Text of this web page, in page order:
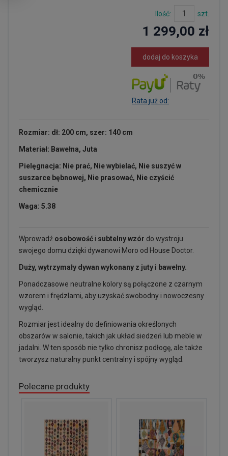
Ilość: szt.
1 299,00 zł
dodaj do koszyka
Rata już od:
Rozmiar: dł: 200 cm, szer: 140 cm
Materiał: Bawełna, Juta
Pielęgnacja: Nie prać, Nie wybielać, Nie suszyć w
suszarce bębnowej, Nie prasować, Nie czyścić
chemicznie
Waga: 5.38
Wprowadź osobowość i subtelny wzór do wystroju
swojego domu dzięki dywanowi Moro od House Doctor.
Duży, wytrzymały dywan wykonany z juty i bawełny.
Ponadczasowe neutralne kolory są połączone z czarnym
wzorem i frędzlami, aby uzyskać swobodny i nowoczesny
wygląd.
Rozmiar jest idealny do definiowania określonych
obszarów w salonie, takich jak układ siedzeń lub meble w
jadalni. W ten sposób nie tylko chronisz podłogę, ale także
tworzysz naturalny punkt centralny i spójny wygląd.
Polecane produkty